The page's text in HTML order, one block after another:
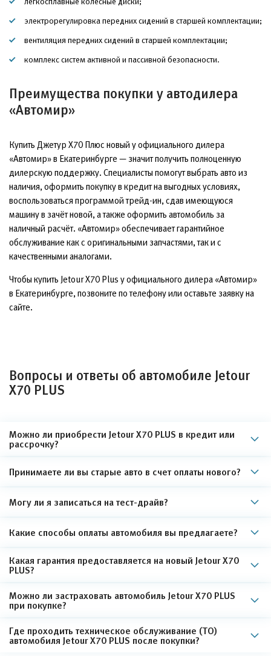
электрорегулировка передних сидений в старшей комплектации;
вентиляция передних сидений в старшей комплектации;
комплекс систем активной и пассивной безопасности.
Преимущества покупки у автодилера
«Автомир»
Купить Джетур Х70 Плюс новый у официального дилера
«Автомир» в Екатеринбурге — значит получить полноценную
дилерскую поддержку. Специалисты помогут выбрать авто из
наличия, оформить покупку в кредит на выгодных условиях,
воспользоваться программой трейд-ин, сдав имеющуюся
машину в зачёт новой, а также оформить автомобиль за
наличный расчёт. «Автомир» обеспечивает гарантийное
обслуживание как с оригинальными запчастями, так и с
качественными аналогами.
Чтобы купить Jetour X70 Plus у официального дилера «Автомир»
в Екатеринбурге, позвоните по телефону или оставьте заявку на
сайте.
Вопросы и ответы об автомобиле Jetour
X70 PLUS
Можно ли приобрести Jetour X70 PLUS в кредит или
рассрочку?
Принимаете ли вы старые авто в счет оплаты нового?
Могу ли я записаться на тест-драйв?
Какие способы оплаты автомобиля вы предлагаете?
Какая гарантия предоставляется на новый Jetour X70
PLUS?
Можно ли застраховать автомобиль Jetour X70 PLUS
при покупке?
Где проходить техническое обслуживание (ТО)
автомобиля Jetour X70 PLUS после покупки?